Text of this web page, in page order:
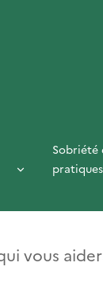
Sobriété
vous